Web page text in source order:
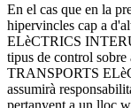
En el cas que en la
hipervincles cap a
ELèCTRICS
tipus de control sobre
TRANSPORTS
assumirà
pertanyent a un lloc